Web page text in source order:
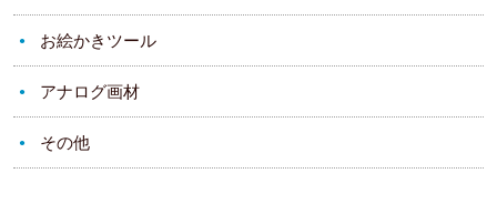
お絵かきツール
アナログ画材
その他